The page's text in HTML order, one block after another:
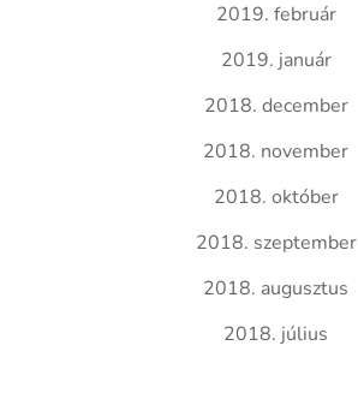
2019. február
2019. január
2018. december
2018. november
2018. október
2018. szeptember
2018. augusztus
2018. július